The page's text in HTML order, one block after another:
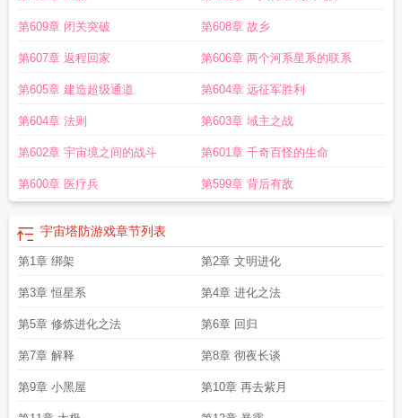
中什么星最大宇宙星耀 宇宙星体 星球宇宙 宇宙之星一般送什么人
宙星球大百科宇宙之星特效视频 宇宙瞭望塔乐队宇宙星团
画宇宙星球视频讲解 宇宙塔展望台宇宙星球讲解宇宙 星球
星免费观看高清宇宙 星团 宇宙灯塔是什么宇宙星球位置
第609章 闭关突破 第608章 故乡
第607章 返程回家 第606章 两个河系星系的联系
第605章 建造超级通道 第604章 远征军胜利
第604章 法则 第603章 域主之战
第602章 宇宙境之间的战斗 第601章 千奇百怪的生命
第600章 医疗兵 第599章 背后有敌
宇宙塔防游戏章节列表
第1章 绑架 第2章 文明进化
第3章 恒星系 第4章 进化之法
第5章 修炼进化之法 第6章 回归
第7章 解释 第8章 彻夜长谈
第9章 小黑屋 第10章 再去紫月